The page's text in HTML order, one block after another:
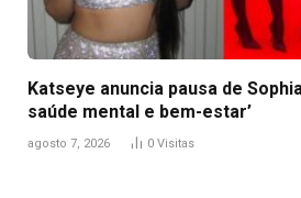
Katseye anuncia pausa de
saúde mental e bem-estar’
agosto 7, 2026 0 Visitas